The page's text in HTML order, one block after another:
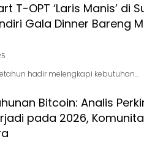
T-OPT ‘Laris Manis’ di
Gala Dinner Bareng
hadir melengkapi kebutuhan…
Bitcoin: Analis
pada 2026,